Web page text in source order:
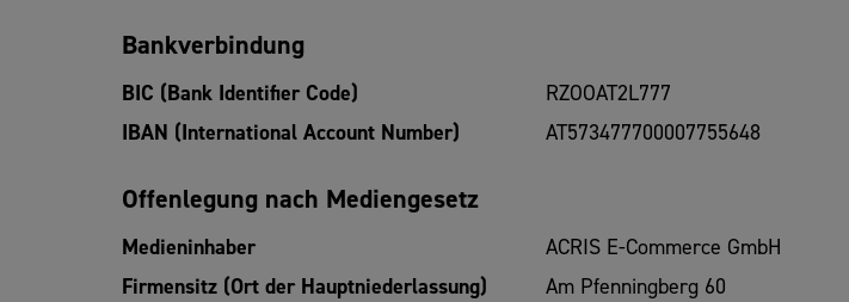
Bankverbindung
BIC (Bank Identifier Code)
RZOOAT2L777
IBAN (International Account Number)
AT573477700007755648
Offenlegung nach Mediengesetz
Medieninhaber
ACRIS E-Commerce GmbH
Firmensitz (Ort der Hauptniederlassung)
Am Pfenningberg 60